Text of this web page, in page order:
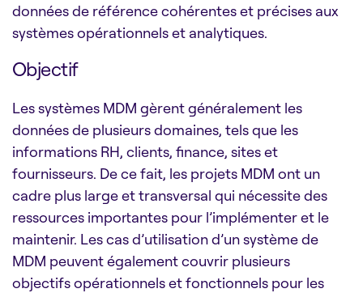
données de référence cohérentes et précises aux
systèmes opérationnels et analytiques.
Objectif
Les systèmes MDM gèrent généralement les
données de plusieurs domaines, tels que les
informations RH, clients, finance, sites et
fournisseurs. De ce fait, les projets MDM ont un
cadre plus large et transversal qui nécessite des
ressources importantes pour l’implémenter et le
maintenir. Les cas d’utilisation d’un système de
MDM peuvent également couvrir plusieurs
objectifs opérationnels et fonctionnels pour les